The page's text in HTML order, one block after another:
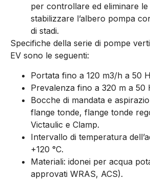
per controllare ed eliminare
stabilizzare l’albero pompa
di stadi.
Specifiche della serie di pompe
EV sono le seguenti:
Portata fino a 120 m3/h a 50
Prevalenza fino a 320 m a 50
Bocche di mandata e
flange tonde, flange tonde
Victaulic e Clamp.
Intervallo di temperatura
+120 °C.
Materiali: idonei per acqua
approvati WRAS, ACS).